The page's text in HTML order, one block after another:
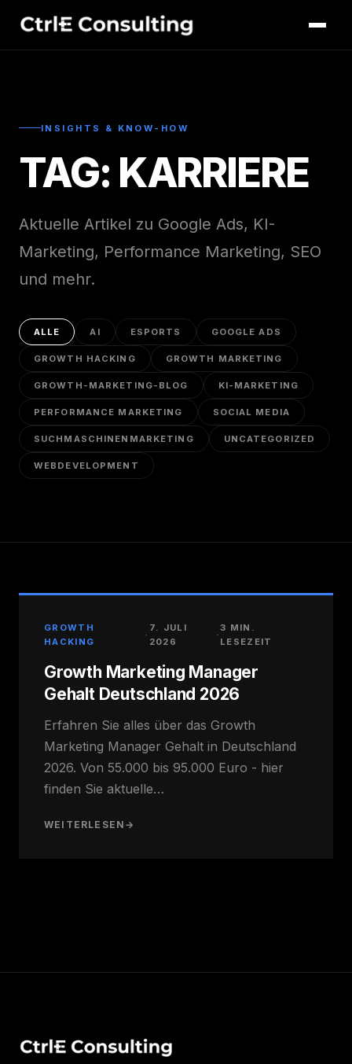
INSIGHTS & KNOW-HOW
TAG: KARRIERE
Aktuelle Artikel zu Google Ads, KI-
Marketing, Performance Marketing, SEO
und mehr.
ALLE AI ESPORTS GOOGLE ADS
GROWTH HACKING GROWTH MARKETING
GROWTH-MARKETING-BLOG KI-MARKETING
PERFORMANCE MARKETING SOCIAL MEDIA
SUCHMASCHINENMARKETING UNCATEGORIZED
WEBDEVELOPMENT
GROWTH
HACKING
·
7. JULI
2026
·
3 MIN.
LESEZEIT
Growth Marketing Manager
Gehalt Deutschland 2026
Erfahren Sie alles über das Growth
Marketing Manager Gehalt in Deutschland
2026. Von 55.000 bis 95.000 Euro - hier
finden Sie aktuelle…
WEITERLESEN →